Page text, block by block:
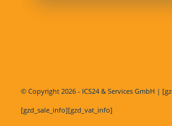
© Copyright 2026 - ICS24 & Services GmbH |
[gzd_sale_info][gzd_vat_info]